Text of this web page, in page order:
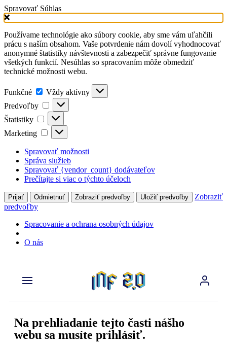
Spravovať Súhlas
Používame technológie ako súbory cookie, aby sme vám uľahčili
prácu s naším obsahom. Vaše potvrdenie nám dovolí vyhodnocovať
anonymné štatistiky návštevnosti a zabezpečiť správne fungovanie
všetkých funkcií. Nesúhlas so spracovaním môže obmedziť
technické možnosti webu.
Funkčné
Vždy aktívny
Predvoľby
Štatistiky
Marketing
Spravovať možnosti
Správa služieb
Spravovať {vendor_count} dodávateľov
Prečítajte si viac o týchto účeloch
Prijať Odmietnuť Zobraziť predvoľby Uložiť predvoľby
Zobraziť
predvoľby
Spracovanie a ochrana osobných údajov
O nás
Na prehliadanie tejto časti nášho
webu sa musíte prihlásiť.